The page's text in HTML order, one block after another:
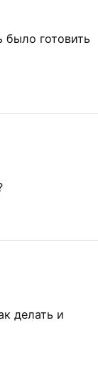
было готовить
делать и